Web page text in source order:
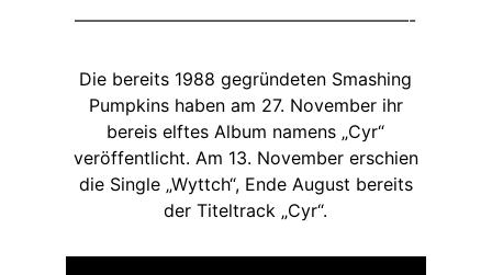
———————————————————-
Die bereits 1988 gegründeten Smashing
Pumpkins haben am 27. November ihr
bereis elftes Album namens „Cyr“
veröffentlicht. Am 13. November erschien
die Single „Wyttch“, Ende August bereits
der Titeltrack „Cyr“.